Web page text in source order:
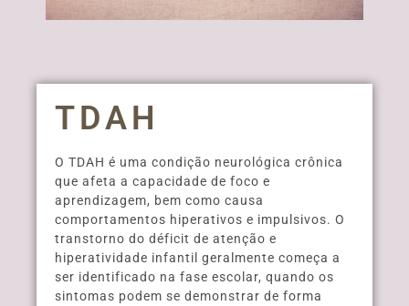
TDAH
O TDAH é uma condição neurológica crônica
que afeta a capacidade de foco e
aprendizagem, bem como causa
comportamentos hiperativos e impulsivos. O
transtorno do déficit de atenção e
hiperatividade infantil geralmente começa a
ser identificado na fase escolar, quando os
sintomas podem se demonstrar de forma